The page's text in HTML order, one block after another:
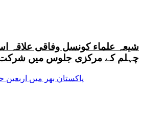
شیعہ علماء کونسل وفاقی علاقہ
چہلم کے مرکزی جلوس میں